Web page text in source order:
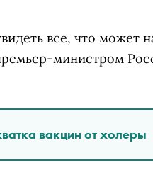
все, что может
министром
вакцин от холеры